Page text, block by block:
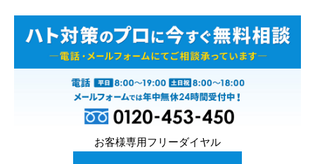
お客様専用フリーダイヤル